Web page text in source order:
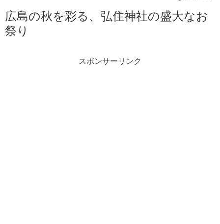
広島の秋を彩る、弘住神社の盛大なお
祭り
スポンサーリンク